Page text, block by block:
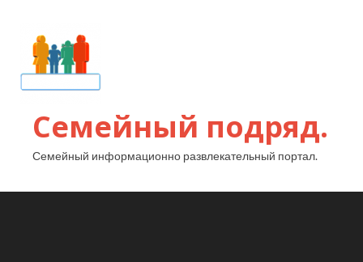
Семейный подряд.
Семейный информационно развлекательный портал.